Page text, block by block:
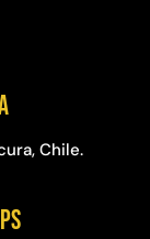
Chile.